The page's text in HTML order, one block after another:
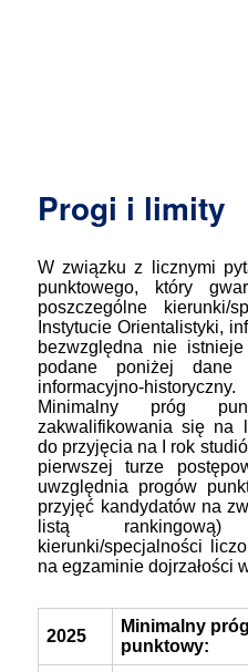
Progi i limity
W związku z licznymi
punktowego, który
poszczególne kierunki/
Instytucie Orientalistyki,
bezwzględna nie
podane poniżej dane
informacyjno-historyczny.
Minimalny próg
zakwalifikowania się na
do przyjęcia na I rok
pierwszej turze
uwzględnia progów
przyjęć kandydatów na
listą
kierunki/specjalności
na egzaminie dojrzałości
2025
Minimalny próg
punktowy: